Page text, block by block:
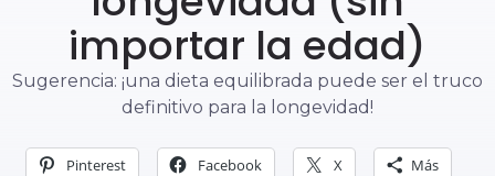
importar la edad)
Sugerencia: ¡una dieta equilibrada puede ser el truco
definitivo para la longevidad!
Pinterest Facebook X Más